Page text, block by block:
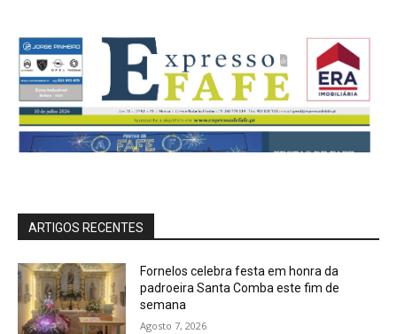
ARTIGOS RECENTES
Fornelos celebra festa em honra da
padroeira Santa Comba este fim de
semana
Agosto 7, 2026